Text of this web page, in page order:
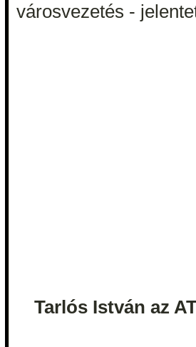
városvezetés -
Tarlós István az